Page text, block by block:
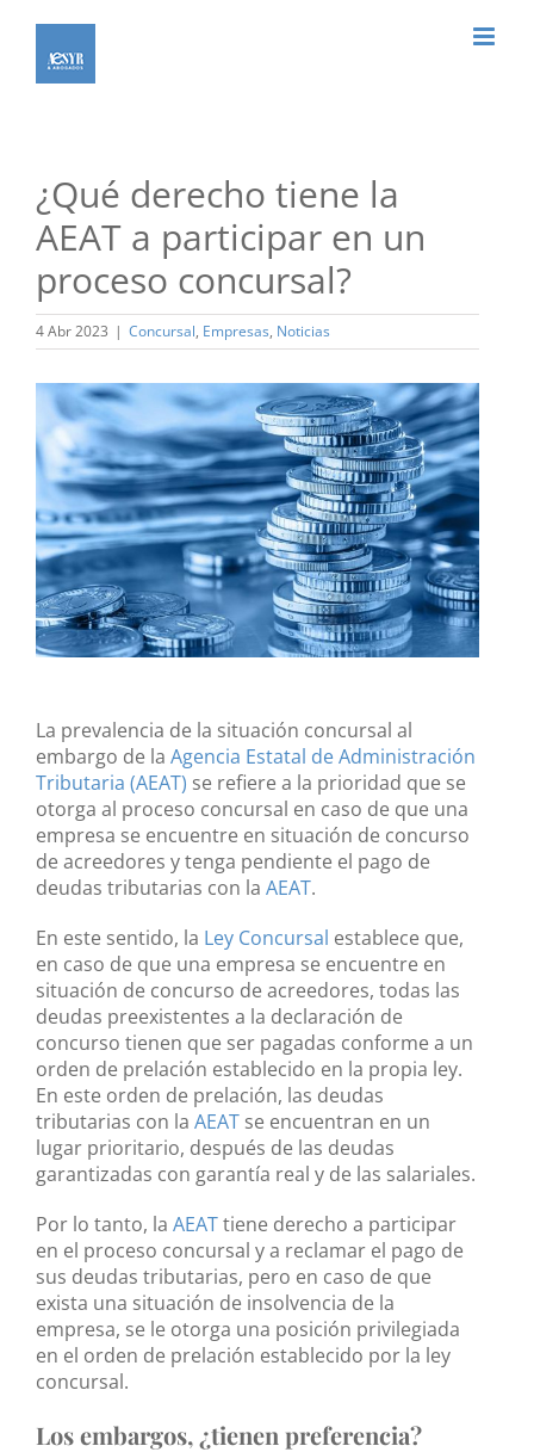
contenido
¿Qué derecho tiene la
AEAT a participar en un
proceso concursal?
4 Abr 2023 | Concursal, Empresas, Noticias
Ver
imagen
más
grande
La prevalencia de la situación concursal al
embargo de la Agencia Estatal de Administración
Tributaria (AEAT) se refiere a la prioridad que se
otorga al proceso concursal en caso de que una
empresa se encuentre en situación de concurso
de acreedores y tenga pendiente el pago de
deudas tributarias con la AEAT.
En este sentido, la Ley Concursal establece que,
en caso de que una empresa se encuentre en
situación de concurso de acreedores, todas las
deudas preexistentes a la declaración de
concurso tienen que ser pagadas conforme a un
orden de prelación establecido en la propia ley.
En este orden de prelación, las deudas
tributarias con la AEAT se encuentran en un
lugar prioritario, después de las deudas
garantizadas con garantía real y de las salariales.
Por lo tanto, la AEATtiene derecho a participar
en el proceso concursal y a reclamar el pago de
sus deudas tributarias, pero en caso de que
exista una situación de insolvencia de la
empresa, se le otorga una posición privilegiada
en el orden de prelación establecido por la ley
concursal.
Los embargos, ¿tienen preferencia?